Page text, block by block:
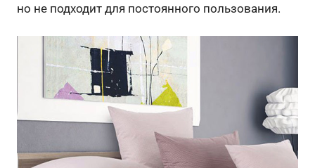
но не подходит для постоянного пользования.